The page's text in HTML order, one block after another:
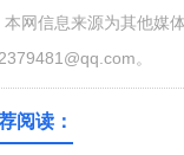
本网信息来源为其他媒
。
阅读：